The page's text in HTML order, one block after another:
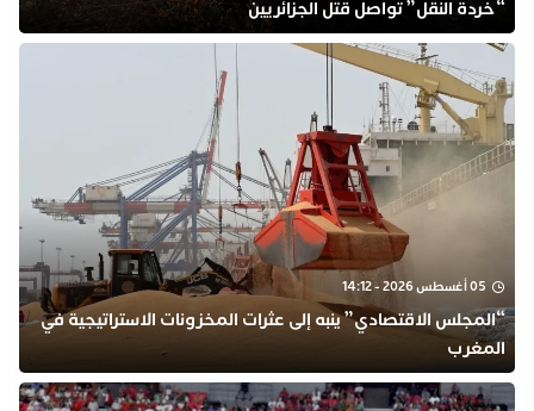
“خردة النقل” تواصل قتل الجزائريين
05 أغسطس 2026 - 14:12
“المجلس الاقتصادي” ينبه إلى عثرات المخزونات الاستراتيجية في
المغرب